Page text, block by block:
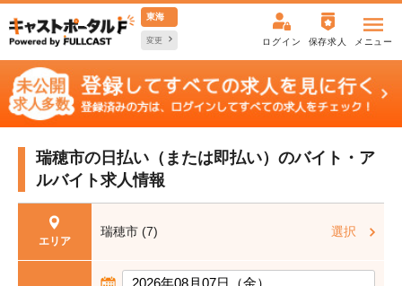
東海
変更 ログイン 保存求人 メニュー
瑞穂市の日払い（または即払い）のバイト・ア
ルバイト求人情報
エリア
瑞穂市 (7) 選択